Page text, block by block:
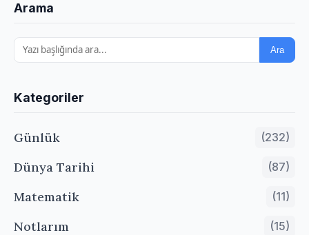
Arama
Ara
Kategoriler
Günlük (232)
Dünya Tarihi (87)
Matematik (11)
Notlarım (15)